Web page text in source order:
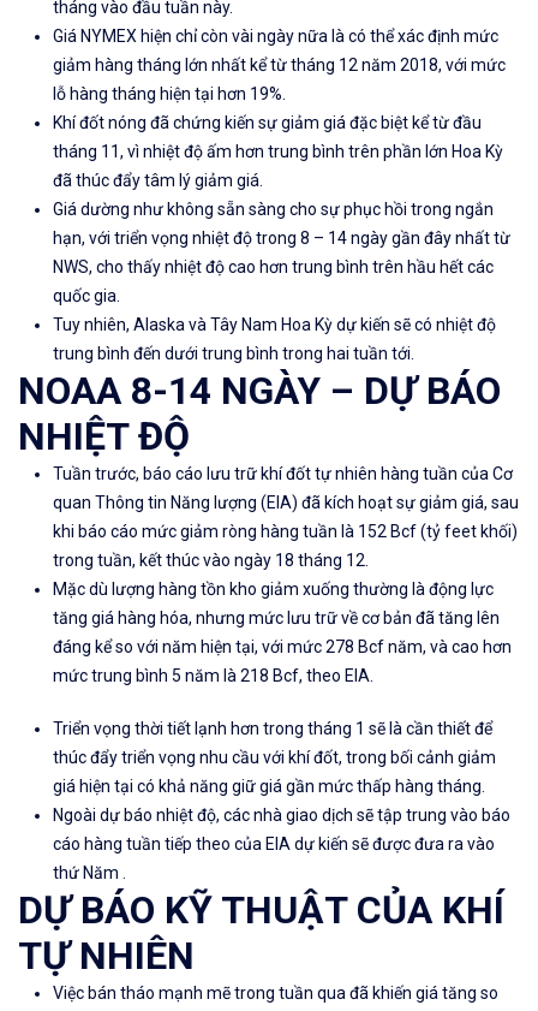
tháng vào đầu tuần này.
Giá NYMEX hiện chỉ còn vài ngày nữa là có thể xác định mức
giảm hàng tháng lớn nhất kể từ tháng 12 năm 2018, với mức
lỗ hàng tháng hiện tại hơn 19%.
Khí đốt nóng đã chứng kiến ​​sự giảm giá đặc biệt kể từ đầu
tháng 11, vì nhiệt độ ấm hơn trung bình trên phần lớn Hoa Kỳ
đã thúc đẩy tâm lý giảm giá.
Giá dường như không sẵn sàng cho sự phục hồi trong ngắn
hạn, với triển vọng nhiệt độ trong 8 – 14 ngày gần đây nhất từ ​​
NWS, cho thấy nhiệt độ cao hơn trung bình trên hầu hết các
quốc gia.
Tuy nhiên, Alaska và Tây Nam Hoa Kỳ dự kiến ​​sẽ có nhiệt độ
trung bình đến dưới trung bình trong hai tuần tới.
NOAA 8-14 NGÀY – DỰ BÁO
NHIỆT ĐỘ
Tuần trước, báo cáo lưu trữ khí đốt tự nhiên hàng tuần của Cơ
quan Thông tin Năng lượng (EIA) đã kích hoạt sự giảm giá, sau
khi báo cáo mức giảm ròng hàng tuần là 152 Bcf (tỷ feet khối)
trong tuần, kết thúc vào ngày 18 tháng 12.
Mặc dù lượng hàng tồn kho giảm xuống thường là động lực
tăng giá hàng hóa, nhưng mức lưu trữ về cơ bản đã tăng lên
đáng kể so với năm hiện tại, với mức 278 Bcf năm, và cao hơn
mức trung bình 5 năm là 218 Bcf, theo EIA.
Triển vọng thời tiết lạnh hơn trong tháng 1 sẽ là cần thiết để
thúc đẩy triển vọng nhu cầu với khí đốt, trong bối cảnh giảm
giá hiện tại có khả năng giữ giá gần mức thấp hàng tháng.
Ngoài dự báo nhiệt độ, các nhà giao dịch sẽ tập trung vào báo
cáo hàng tuần tiếp theo của EIA dự kiến ​​sẽ được đưa ra vào
thứ Năm
DỰ BÁO KỸ THUẬT CỦA KHÍ
TỰ NHIÊN
Việc bán tháo mạnh mẽ trong tuần qua đã khiến giá tăng so